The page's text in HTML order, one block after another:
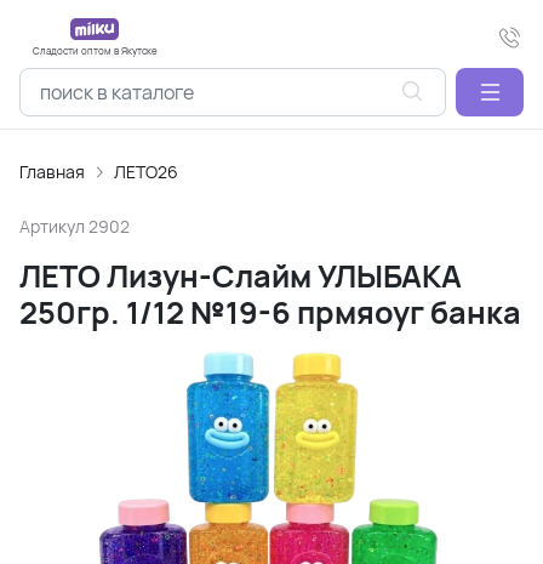
Сладости оптом в Якутске
Главная ЛЕТО26
Артикул 2902
ЛЕТО Лизун-Слайм УЛЫБАКА
250гр. 1/12 №19-6 прмяоуг банка